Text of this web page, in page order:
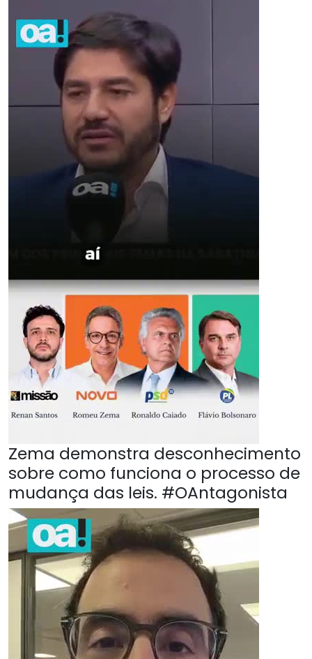
Zema demonstra desconhecimento
sobre como funciona o processo de
mudança das leis. #OAntagonista